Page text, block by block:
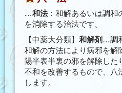
…和法：和解あるいは調和
を消除する治法です。
【中薬大分類】 和解剤 …調
和解の方法により病邪を解
陽半表半裏の邪を解除した
不和を改善するもので、八
します。